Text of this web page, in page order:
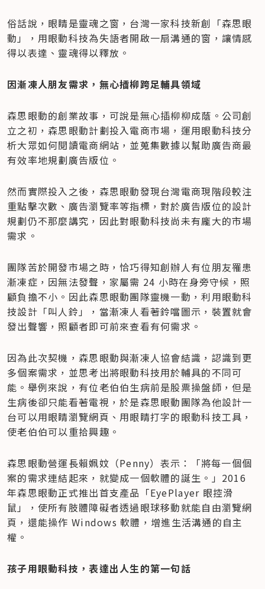
俗話說，眼睛是靈魂之窗，台灣一家科技新創「森思眼
動」，用眼動科技為失語者開啟一扇溝通的窗，讓情感
得以表達、靈魂得以釋放。
因漸凍人朋友需求，無心插柳跨足輔具領域
森思眼動的創業故事，可說是無心插柳柳成蔭。公司創
立之初，森思眼動計劃投入電商市場，運用眼動科技分
析大眾如何閱讀電商網站，並蒐集數據以幫助廣告商最
有效率地規劃廣告版位。
然而實際投入之後，森思眼動發現台灣電商現階段較注
重點擊次數、廣告瀏覽率等指標，對於廣告版位的設計
規劃仍不那麼講究，因此對眼動科技尚未有龐大的市場
需求。
團隊苦於開發市場之時，恰巧得知創辦人有位朋友罹患
漸凍症，因無法發聲，家屬需 24 小時在身旁守候，照
顧負擔不小。因此森思眼動團隊靈機一動，利用眼動科
技設計「叫人鈴」，當漸凍人看著鈴噹圖示，裝置就會
發出聲響，照顧者即可前來查看有何需求。
因為此次契機，森思眼動與漸凍人協會結識，認識到更
多個案需求，並思考出將眼動科技用於輔具的不同可
能。舉例來說，有位老伯伯生病前是股票操盤師，但是
生病後卻只能看著電視，於是森思眼動團隊為他設計一
台可以用眼睛瀏覽網頁、用眼睛打字的眼動科技工具，
使老伯伯可以重拾興趣。
森思眼動營運長賴姵妏（Penny）表示：「將每一個個
案的需求連結起來，就變成一個軟體的誕生。」2016
年森思眼動正式推出首支產品「EyePlayer 眼控滑
鼠」，使所有肢體障礙者透過眼球移動就能自由瀏覽網
頁，還能操作 Windows 軟體，增進生活溝通的自主
權。
孩子用眼動科技，表達出人生的第一句話